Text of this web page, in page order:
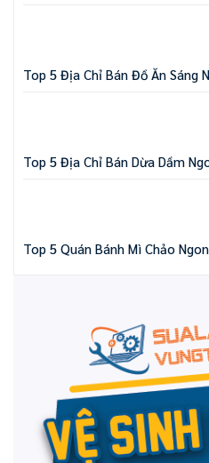
Top 5 Địa Chỉ Bán Đồ Ăn Sáng
Top 5 Địa Chỉ Bán Dừa Dầm
Top 5 Quán Bánh Mì Chảo